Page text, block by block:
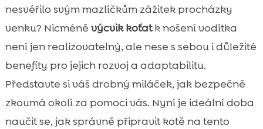
 Připrava na první kroky s vodítkem
 Výběr správného vodítka a postroje

První seznámení kotěte s vodítkem a
postrojem
Trénink uvnitř domu
Připrava kotěte na procházku venku
První venkovní zkušenosti
nesvéřilo svým mazlíčkům zážitek procházky
venku? Nicméně výcvik koťatk nošení vodítka
není jen realizovatelný, ale nese s sebou i důležité
benefity pro jejich rozvoj a adaptabilitu.
Představte si váš drobný miláček, jak bezpečně
zkoumá okolí za pomoci vás. Nyní je ideální doba
naučit se, jak správně připravit kotě na tento